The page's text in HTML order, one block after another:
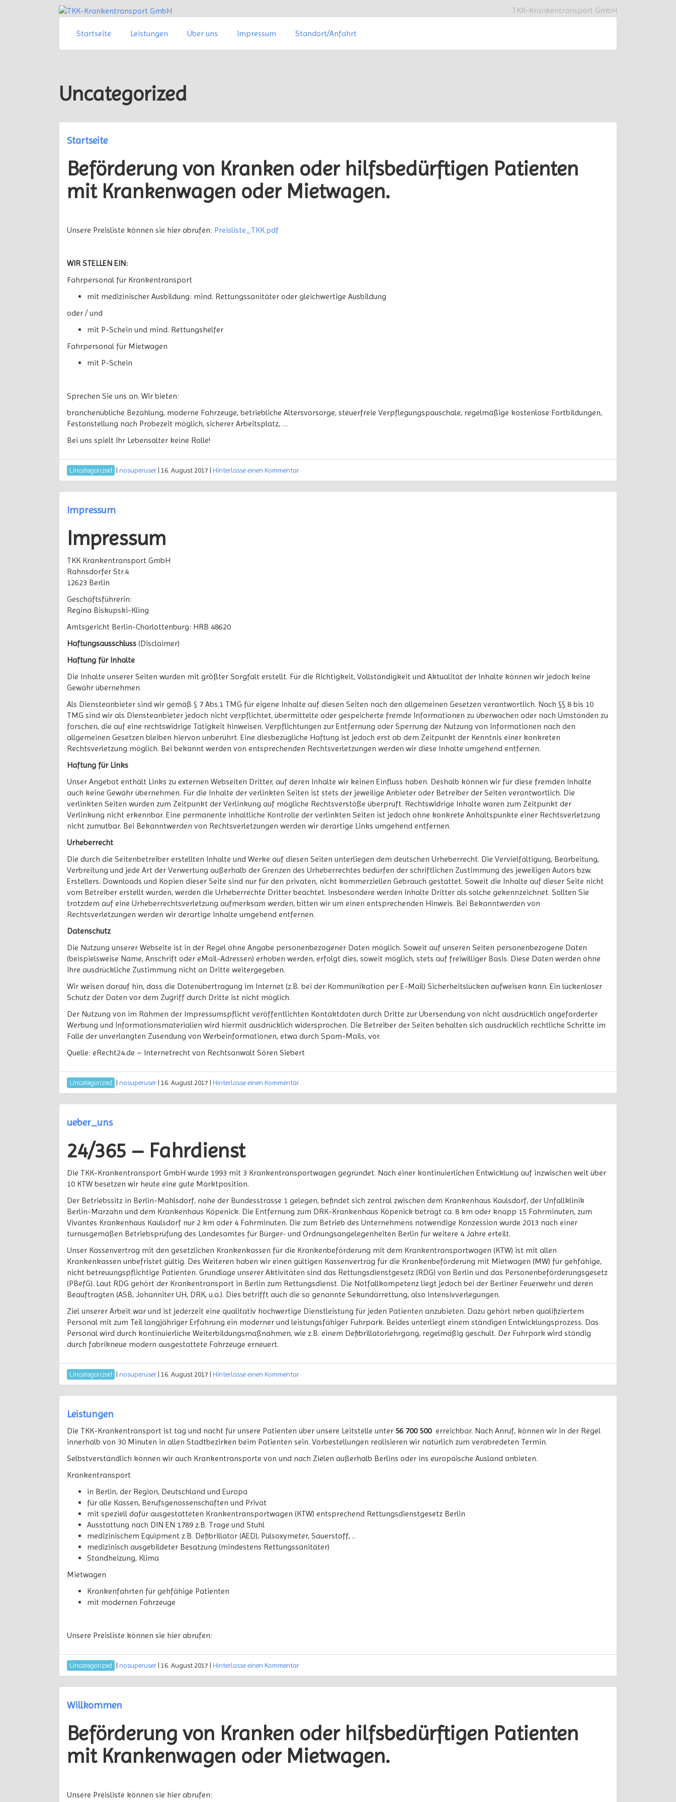
TKK-Krankentransport GmbH
Startseite Leistungen Über uns Impressum Standort/Anfahrt
Uncategorized
Startseite
Beförderung von Kranken oder hilfsbedürftigen Patienten
mit Krankenwagen oder Mietwagen.
Unsere Preisliste können sie hier abrufen: Preisliste_TKK.pdf
WIR STELLEN EIN:
Fahrpersonal für Krankentransport
mit medizinischer Ausbildung: mind. Rettungssanitäter oder gleichwertige Ausbildung
oder / und
mit P-Schein und mind. Rettungshelfer
Fahrpersonal für Mietwagen
mit P-Schein
Sprechen Sie uns an. Wir bieten:
branchenübliche Bezahlung, moderne Fahrzeuge, betriebliche Altersvorsorge, steuerfreie Verpflegungspauschale, regelmäßige kostenlose Fortbildungen,
Festanstellung nach Probezeit möglich, sicherer Arbeitsplatz, …
Bei uns spielt Ihr Lebensalter keine Rolle!
Uncategorized | nosuperuser | 16. August 2017 | Hinterlasse einen Kommentar
Impressum
Impressum
TKK Krankentransport GmbH
Rahnsdorfer Str.4
12623 Berlin
Geschäftsführerin:
Regina Biskupski-Kling
Amtsgericht Berlin-Charlottenburg: HRB 48620
Haftungsausschluss (Disclaimer)
Haftung für Inhalte
Die Inhalte unserer Seiten wurden mit größter Sorgfalt erstellt. Für die Richtigkeit, Vollständigkeit und Aktualität der Inhalte können wir jedoch keine
Gewähr übernehmen.
Als Diensteanbieter sind wir gemäß § 7 Abs.1 TMG für eigene Inhalte auf diesen Seiten nach den allgemeinen Gesetzen verantwortlich. Nach §§ 8 bis 10
TMG sind wir als Diensteanbieter jedoch nicht verpflichtet, übermittelte oder gespeicherte fremde Informationen zu überwachen oder nach Umständen zu
forschen, die auf eine rechtswidrige Tätigkeit hinweisen. Verpflichtungen zur Entfernung oder Sperrung der Nutzung von Informationen nach den
allgemeinen Gesetzen bleiben hiervon unberührt. Eine diesbezügliche Haftung ist jedoch erst ab dem Zeitpunkt der Kenntnis einer konkreten
Rechtsverletzung möglich. Bei bekannt werden von entsprechenden Rechtsverletzungen werden wir diese Inhalte umgehend entfernen.
Haftung für Links
Unser Angebot enthält Links zu externen Webseiten Dritter, auf deren Inhalte wir keinen Einfluss haben. Deshalb können wir für diese fremden Inhalte
auch keine Gewähr übernehmen. Für die Inhalte der verlinkten Seiten ist stets der jeweilige Anbieter oder Betreiber der Seiten verantwortlich. Die
verlinkten Seiten wurden zum Zeitpunkt der Verlinkung auf mögliche Rechtsverstöße überprüft. Rechtswidrige Inhalte waren zum Zeitpunkt der
Verlinkung nicht erkennbar. Eine permanente inhaltliche Kontrolle der verlinkten Seiten ist jedoch ohne konkrete Anhaltspunkte einer Rechtsverletzung
nicht zumutbar. Bei Bekanntwerden von Rechtsverletzungen werden wir derartige Links umgehend entfernen.
Urheberrecht
Die durch die Seitenbetreiber erstellten Inhalte und Werke auf diesen Seiten unterliegen dem deutschen Urheberrecht. Die Vervielfältigung, Bearbeitung,
Verbreitung und jede Art der Verwertung außerhalb der Grenzen des Urheberrechtes bedürfen der schriftlichen Zustimmung des jeweiligen Autors bzw.
Erstellers. Downloads und Kopien dieser Seite sind nur für den privaten, nicht kommerziellen Gebrauch gestattet. Soweit die Inhalte auf dieser Seite nicht
vom Betreiber erstellt wurden, werden die Urheberrechte Dritter beachtet. Insbesondere werden Inhalte Dritter als solche gekennzeichnet. Sollten Sie
trotzdem auf eine Urheberrechtsverletzung aufmerksam werden, bitten wir um einen entsprechenden Hinweis. Bei Bekanntwerden von
Rechtsverletzungen werden wir derartige Inhalte umgehend entfernen.
Datenschutz
Die Nutzung unserer Webseite ist in der Regel ohne Angabe personenbezogener Daten möglich. Soweit auf unseren Seiten personenbezogene Daten
(beispielsweise Name, Anschrift oder eMail-Adressen) erhoben werden, erfolgt dies, soweit möglich, stets auf freiwilliger Basis. Diese Daten werden ohne
Ihre ausdrückliche Zustimmung nicht an Dritte weitergegeben.
Wir weisen darauf hin, dass die Datenübertragung im Internet (z.B. bei der Kommunikation per E-Mail) Sicherheitslücken aufweisen kann. Ein lückenloser
Schutz der Daten vor dem Zugriff durch Dritte ist nicht möglich.
Der Nutzung von im Rahmen der Impressumspflicht veröffentlichten Kontaktdaten durch Dritte zur Übersendung von nicht ausdrücklich angeforderter
Werbung und Informationsmaterialien wird hiermit ausdrücklich widersprochen. Die Betreiber der Seiten behalten sich ausdrücklich rechtliche Schritte im
Falle der unverlangten Zusendung von Werbeinformationen, etwa durch Spam-Mails, vor.
Quelle: eRecht24.de – Internetrecht von Rechtsanwalt Sören Siebert
Uncategorized | nosuperuser | 16. August 2017 | Hinterlasse einen Kommentar
ueber_uns
24/365 – Fahrdienst
Die TKK-Krankentransport GmbH wurde 1993 mit 3 Krankentransportwagen gegründet. Nach einer kontinuierlichen Entwicklung auf inzwischen weit über
10 KTW besetzen wir heute eine gute Marktposition.
Der Betriebssitz in Berlin-Mahlsdorf, nahe der Bundesstrasse 1 gelegen, befindet sich zentral zwischen dem Krankenhaus Kaulsdorf, der Unfallklinik
Berlin-Marzahn und dem Krankenhaus Köpenick. Die Entfernung zum DRK-Krankenhaus Köpenick beträgt ca. 8 km oder knapp 15 Fahrminuten, zum
Vivantes Krankenhaus Kaulsdorf nur 2 km oder 4 Fahrminuten. Die zum Betrieb des Unternehmens notwendige Konzession wurde 2013 nach einer
turnusgemäßen Betriebsprüfung des Landesamtes für Bürger- und Ordnungsangelegenheiten Berlin für weitere 4 Jahre erteilt.
Unser Kassenvertrag mit den gesetzlichen Krankenkassen für die Krankenbeförderung mit dem Krankentransportwagen (KTW) ist mit allen
Krankenkassen unbefristet gültig. Des Weiteren haben wir einen gültigen Kassenvertrag für die Krankenbeförderung mit Mietwagen (MW) für gehfähige,
nicht betreuungspflichtige Patienten. Grundlage unserer Aktivitäten sind das Rettungsdienstgesetz (RDG) von Berlin und das Personenbeförderungsgesetz
(PBefG). Laut RDG gehört der Krankentransport in Berlin zum Rettungsdienst. Die Notfallkompetenz liegt jedoch bei der Berliner Feuerwehr und deren
Beauftragten (ASB, Johanniter UH, DRK, u.a.). Dies betrifft auch die so genannte Sekundärrettung, also Intensivverlegungen.
Ziel unserer Arbeit war und ist jederzeit eine qualitativ hochwertige Dienstleistung für jeden Patienten anzubieten. Dazu gehört neben qualifiziertem
Personal mit zum Teil langjähriger Erfahrung ein moderner und leistungsfähiger Fuhrpark. Beides unterliegt einem ständigen Entwicklungsprozess. Das
Personal wird durch kontinuierliche Weiterbildungsmaßnahmen, wie z.B. einem Defibrillatorlehrgang, regelmäßig geschult. Der Fuhrpark wird ständig
durch fabrikneue modern ausgestattete Fahrzeuge erneuert.
Uncategorized | nosuperuser | 16. August 2017 | Hinterlasse einen Kommentar
Leistungen
Die TKK-Krankentransport ist tag und nacht für unsere Patienten über unsere Leitstelle unter 56 700 500erreichbar. Nach Anruf, können wir in der Regel
innerhalb von 30 Minuten in allen Stadtbezirken beim Patienten sein. Vorbestellungen realisieren wir natürlich zum verabredeten Termin.
Selbstverständlich können wir auch Krankentransporte von und nach Zielen außerhalb Berlins oder ins europäische Ausland anbieten.
Krankentransport
in Berlin, der Region, Deutschland und Europa
für alle Kassen, Berufsgenossenschaften und Privat
mit speziell dafür ausgestatteten Krankentransportwagen (KTW) entsprechend Rettungsdienstgesetz Berlin
Ausstattung nach DIN EN 1789 z.B. Trage und Stuhl
medizinischem Equipment z.B. Defibrillator (AED), Pulsoxymeter, Sauerstoff, ..
medizinisch ausgebildeter Besatzung (mindestens Rettungssanitäter)
Standheizung, Klima
Mietwagen
Krankenfahrten für gehfähige Patienten
mit modernen Fahrzeuge
Unsere Preisliste können sie hier abrufen:
Uncategorized | nosuperuser | 16. August 2017 | Hinterlasse einen Kommentar
Willkommen
Beförderung von Kranken oder hilfsbedürftigen Patienten
mit Krankenwagen oder Mietwagen.
Unsere Preisliste können sie hier abrufen: